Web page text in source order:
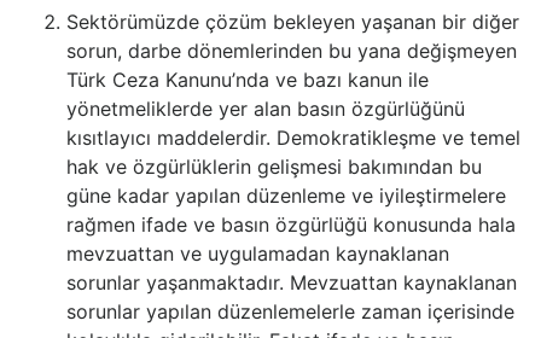
Sektörümüzde çözüm bekleyen yaşanan bir diğer
sorun, darbe dönemlerinden bu yana değişmeyen
Türk Ceza Kanunu’nda ve bazı kanun ile
yönetmeliklerde yer alan basın özgürlüğünü
kısıtlayıcı maddelerdir. Demokratikleşme ve temel
hak ve özgürlüklerin gelişmesi bakımından bu
güne kadar yapılan düzenleme ve iyileştirmelere
rağmen ifade ve basın özgürlüğü konusunda hala
mevzuattan ve uygulamadan kaynaklanan
sorunlar yaşanmaktadır. Mevzuattan kaynaklanan
sorunlar yapılan düzenlemelerle zaman içerisinde